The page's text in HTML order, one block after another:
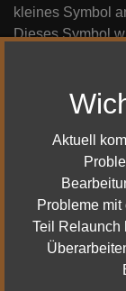
kleines Symbol
Dieses Symbol
jedoch einmal
Monster
Wettbewerb um
bedeutet, keine
Belohnung zu
für die
Monster nicht
Aktuell
Probleme
Teil Relaunch